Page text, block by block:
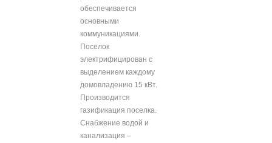
обеспечивается
основными
коммуникациями.
Поселок
электрифицирован с
выделением каждому
домовладению 15 кВт.
Производится
газификация поселка.
Снабжение водой и
канализация –